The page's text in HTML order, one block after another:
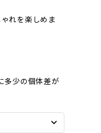
れを楽しめま
多少の個体差が